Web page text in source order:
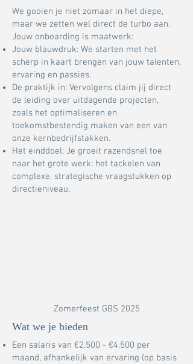
​We gooien je niet zomaar in het diepe,
maar we zetten wel direct de turbo aan.
Jouw onboarding is maatwerk:
Jouw blauwdruk: We starten met het
scherp in kaart brengen van jouw talenten,
ervaring en passies.
De praktijk in: Vervolgens claim jij direct
de leiding over uitdagende projecten,
zoals het optimaliseren en
toekomstbestendig maken van een van
onze kernbedrijfstakken.
Het einddoel: Je groeit razendsnel toe
naar het grote werk: het tackelen van
complexe, strategische vraagstukken op
directieniveau.
Zomerfeest GBS 2025
Wat we je bieden
Een salaris van €2.500 - €4.500 per
maand, afhankelijk van ervaring (op basis